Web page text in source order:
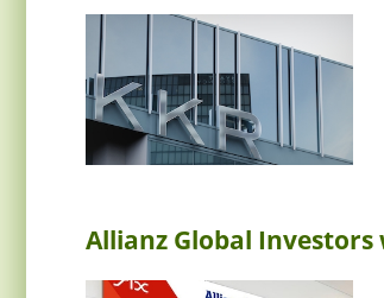
Allianz Global Investors